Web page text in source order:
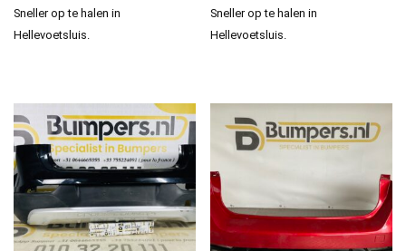
Sneller op te halen in
Hellevoetsluis.
Sneller op te halen in
Hellevoetsluis.